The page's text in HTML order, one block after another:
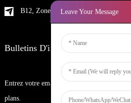
B12, Zone industrielle de Yintian
Bulletins D'information
Entrez votre email et nous vous enverrons
plans.
Leave Your Message